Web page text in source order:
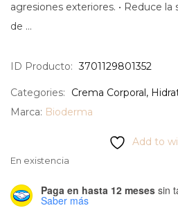
agresiones exteriores. • Reduce
de …
ID Producto: 3701129801352
Categories: Crema Corporal,
Marca: Bioderma
Add to
En existencia
Paga en hasta 12 meses sin
Saber más